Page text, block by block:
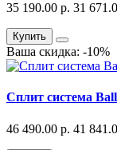
35 190.00 р. 31
Купить
Ваша скидка: -10%
Сплит система
46 490.00 р. 41